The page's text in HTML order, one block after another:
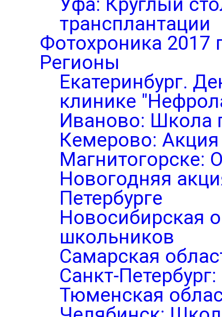
трансплантации
Фотохроника 2017
Регионы
Екатеринбург.
клинике
Иваново: Школа
Кемерово:
Магнитогорске:
Новогодняя
Петербурге
Новосибирская
школьников
Самарская
Санкт-
Тюменская